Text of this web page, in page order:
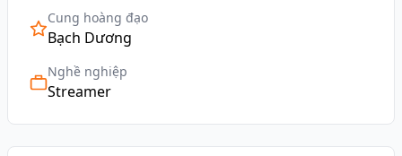
Cung hoàng đạo
Bạch Dương
Nghề nghiệp
Streamer